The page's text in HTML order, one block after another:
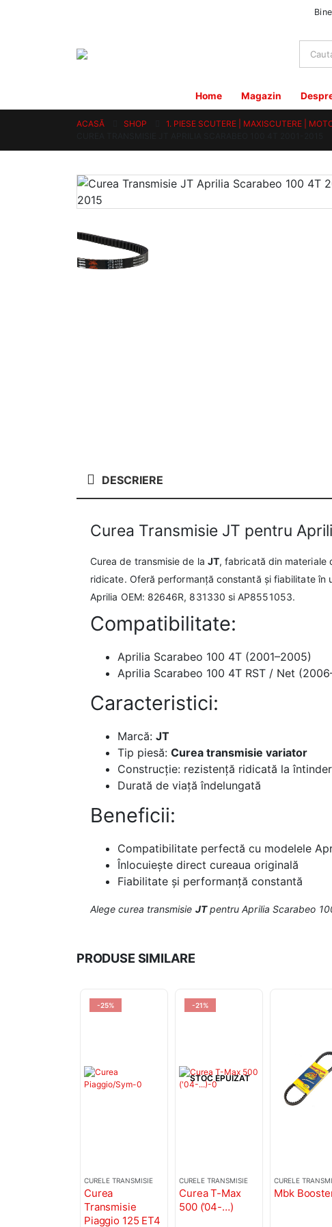
Home Magazin
ACASĂ SHOP 1. PIESE SCUTERE | MAXISCUTERE |
DESCRIERE
Curea Transmisie JT pentru
Curea de transmisie de la JT, fabricată din materiale
ridicate. Oferă performanță constantă și fiabilitate în
Aprilia OEM: 82646R, 831330 si AP8551053.
Compatibilitate:
Aprilia Scarabeo 100 4T (2001–2005)
Aprilia Scarabeo 100 4T RST / Net
Caracteristici:
Marcă: JT
Tip piesă: Curea transmisie variator
Construcție: rezistență ridicată la
Durată de viață îndelungată
Beneficii:
Compatibilitate perfectă cu modelele
Înlocuiește direct cureaua originală
Fiabilitate și performanță constantă
Alege curea transmisie JTpentru Aprilia Scarabeo
PRODUSE SIMILARE
-25%
CURELE TRANSMISIE
Curea
Transmisie
Piaggio 125 ET4
-21%
STOC EPUIZAT
CURELE TRANSMISIE
Curea T-Max
500 (’04-…)
CURELE
Mbk